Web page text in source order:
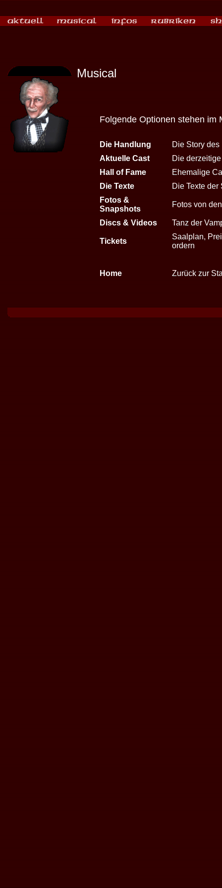
Musical
Folgende Optionen stehen im
Die Handlung
Die Story des
Aktuelle Cast
Die
Hall of Fame
Ehemalige
Die Texte
Die Texte der
Fotos &
Snapshots
Fotos von
Discs & Videos Tanz der
Tickets
Saalplan,
ordern
Home Zurück zur